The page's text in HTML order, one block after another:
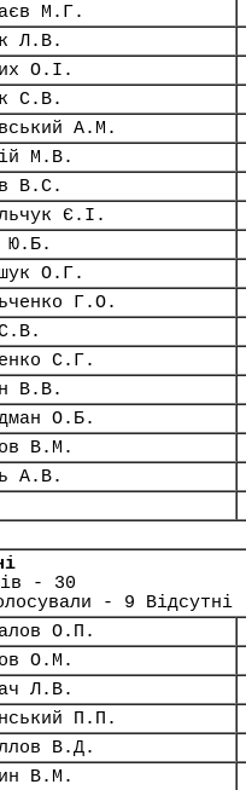
М.Г.
Л.В.
О.І.
С.В.
А.М.
М.В.
В.С.
Є.І.
Ю.Б.
О.Г.
Г.О.
С.Г.
В.В.
О.Б.
В.М.
А.В.
- 30
- 9 Відсутні
О.П.
О.М.
Л.В.
П.П.
В.Д.
В.М.